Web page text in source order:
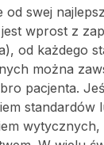
od swej
wprost z
od każdego
można
pacjenta.
standardów